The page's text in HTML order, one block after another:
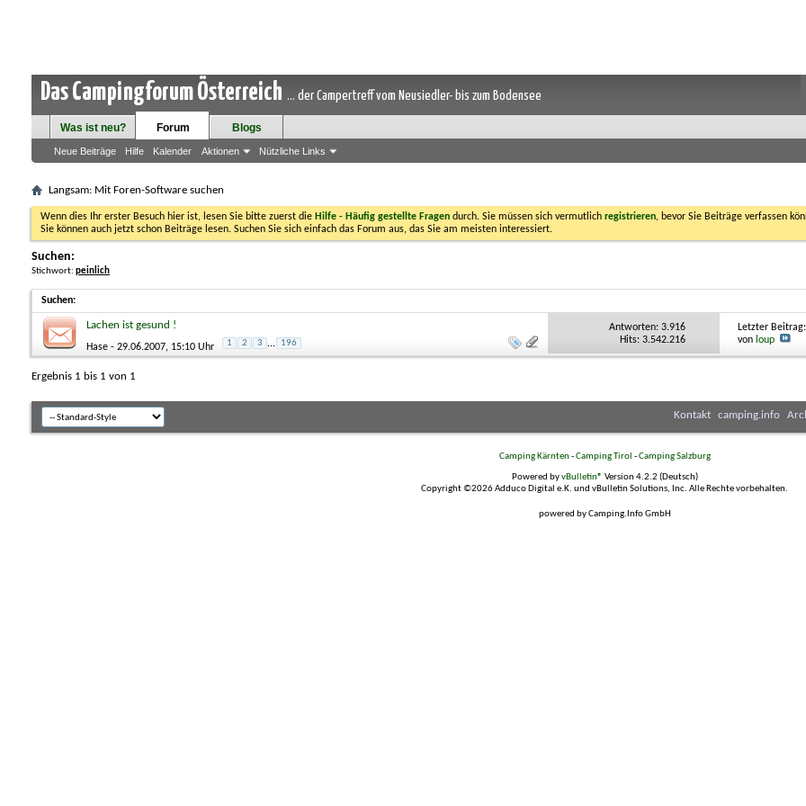
Das Campingforum Österreich ... der Campertreff vom Neusiedler- bis zum Bodensee
Was ist neu? Forum
Neue Beiträge Hilfe Kalender Aktionen Nützliche Links
Blogs
Langsam: Mit Foren-Software suchen
Wenn dies Ihr erster Besuch hier ist, lesen Sie bitte zuerst die Hilfe - Häufig gestellte Fragen durch. Sie müssen sich vermutlich registrieren, bevor Sie Beiträge verfassen
Sie können auch jetzt schon Beiträge lesen. Suchen Sie sich einfach das Forum aus, das Sie am meisten interessiert.
Suchen:
Stichwort: peinlich
Suchen:
Lachen ist gesund !
Hase - 29.06.2007, 15:10 Uhr 1 2 3 ... 196
Antworten:3.916
Hits: 3.542.216
Letzter
vonloup
Ergebnis 1 bis 1 von 1
Kontakt camping.info
Camping Kärnten-Camping Tirol -Camping Salzburg
Powered byvBulletin® Version 4.2.2 (Deutsch)
Copyright ©2026 Adduco Digital e.K. und vBulletin Solutions, Inc. Alle Rechte vorbehalten.
powered by Camping.Info GmbH